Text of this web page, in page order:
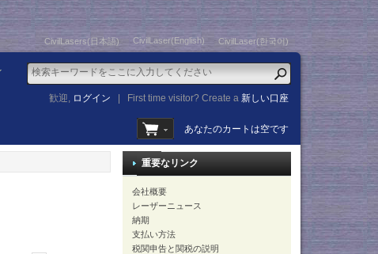
CivilLasers(日本語) CivilLaser(English) CivilLaser(한국어)
歓迎, ログイン First time visitor? Create a新しい口座
あなたのカートは空です
重要なリンク
会社概要
レーザーニュース
納期
支払い方法
税関申告と関税の説明